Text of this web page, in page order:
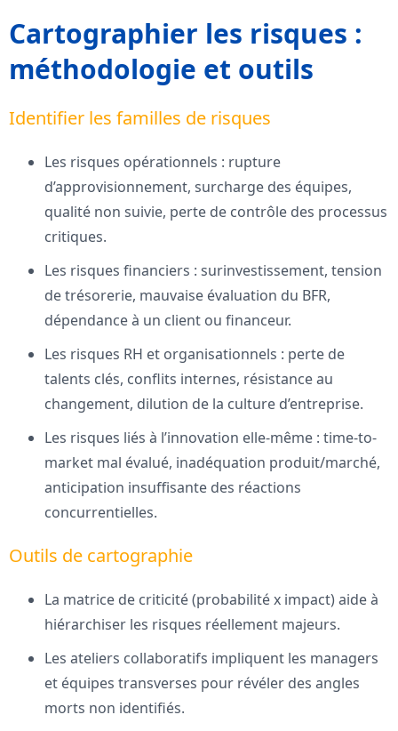
Cartographier les risques :
méthodologie et outils
Identifier les familles de risques
Les risques opérationnels : rupture
d’approvisionnement, surcharge des équipes,
qualité non suivie, perte de contrôle des processus
critiques.
Les risques financiers : surinvestissement, tension
de trésorerie, mauvaise évaluation du BFR,
dépendance à un client ou financeur.
Les risques RH et organisationnels : perte de
talents clés, conflits internes, résistance au
changement, dilution de la culture d’entreprise.
Les risques liés à l’innovation elle-même : time-to-
market mal évalué, inadéquation produit/marché,
anticipation insuffisante des réactions
concurrentielles.
Outils de cartographie
La matrice de criticité (probabilité x impact) aide à
hiérarchiser les risques réellement majeurs.
Les ateliers collaboratifs impliquent les managers
et équipes transverses pour révéler des angles
morts non identifiés.